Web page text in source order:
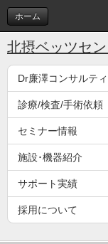
ホーム
北摂ベッツセ
Dr廉澤コンサルテ
診療/検査/手術依頼
セミナー情報
施設･機器紹介
サポート実績
採用について